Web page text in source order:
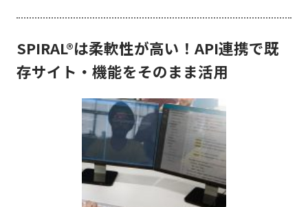
SPIRAL®は柔軟性が高い！API連携で既
存サイト・機能をそのまま活用